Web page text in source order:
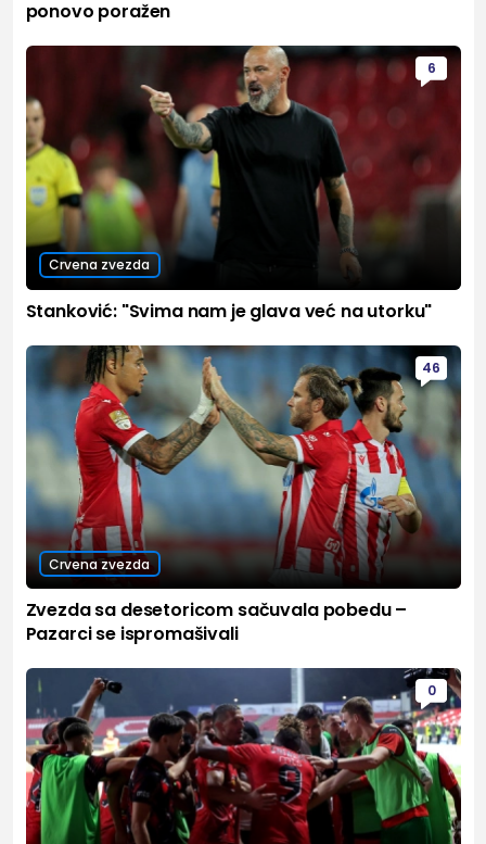
ponovo poražen
6
Crvena zvezda
Stanković: "Svima nam je glava već na utorku"
46
Crvena zvezda
Zvezda sa desetoricom sačuvala pobedu –
Pazarci se ispromašivali
0